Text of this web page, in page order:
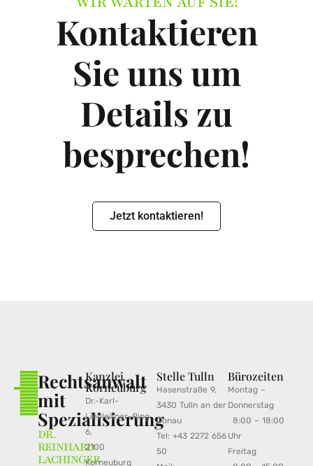
Kontaktieren
Sie uns um
Details zu
besprechen!
Jetzt kontaktieren!
Rechtsanwalt
mit
Spezialisierung
DR.
REINHARD
LACHINGER
Kanzlei
Korneuburg
Dr.-Karl-
Liebleitner-Ring
6,
2100
Korneuburg
Stelle Tulln
Hasenstraße 9,
3430 Tulln an der
Donau
Tel: +43 2272 656
50
Bürozeiten
Montag –
Donnerstag
8:00 – 18:00
Uhr
Freitag